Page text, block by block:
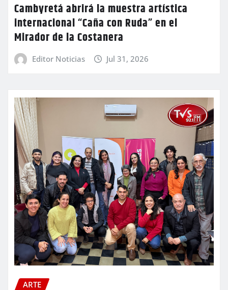
Cambyretá abrirá la muestra artística
internacional “Caña con Ruda” en el
Mirador de la Costanera
Editor Noticias Jul 31, 2026
ARTE